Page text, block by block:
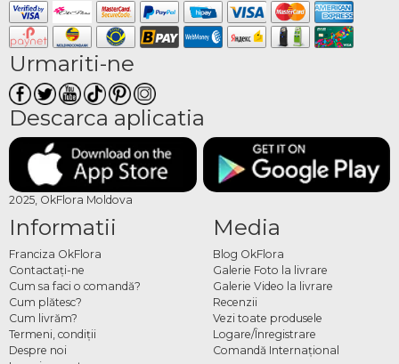
Urmariti-ne
Descarca aplicatia
2025, OkFlora Moldova
Informatii
Franciza OkFlora
Contactaţi-ne
Cum sa faci o comandă?
Cum plătesc?
Cum livrăm?
Termeni, condiţii
Despre noi
Media
Blog OkFlora
Galerie Foto la livrare
Galerie Video la livrare
Recenzii
Vezi toate produsele
Logare/Înregistrare
Comandă Internațional